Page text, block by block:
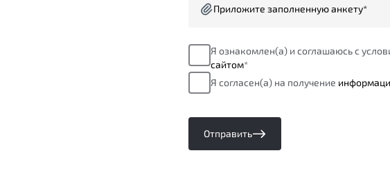
Приложите заполненную анкету*
Я ознакомлен(а) и соглашаюсь с
сайтом*
Я согласен(а) на получение
Отправить